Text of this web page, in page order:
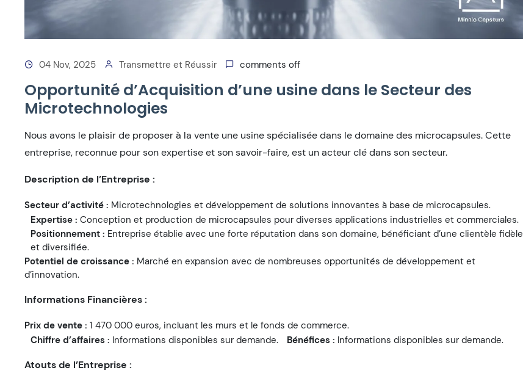
04 Nov, 2025 Transmettre et Réussir comments off
Opportunité d’Acquisition d’une usine dans le Secteur des
Microtechnologies
Nous avons le plaisir de proposer à la vente une usine spécialisée dans le domaine des microcapsules. Cette
entreprise, reconnue pour son expertise et son savoir-faire, est un acteur clé dans son secteur.
Description de l’Entreprise :
Secteur d’activité : Microtechnologies et développement de solutions innovantes à base de microcapsules.
Expertise : Conception et production de microcapsules pour diverses applications industrielles et commerciales.
Positionnement : Entreprise établie avec une forte réputation dans son domaine, bénéficiant d’une clientèle fidèle
et diversifiée.
Potentiel de croissance : Marché en expansion avec de nombreuses opportunités de développement et
d’innovation.
Informations Financières :
Prix de vente : 1 470 000 euros, incluant les murs et le fonds de commerce.
Chiffre d’affaires : Informations disponibles sur demande. Bénéfices : Informations disponibles sur demande.
Atouts de l’Entreprise :